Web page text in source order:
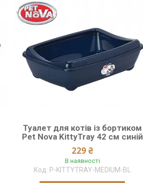
Туалет для котів із бортиком
Pet Nova KittyTray 42 см синій
229 ₴
В наявності
P-KITTYTRAY-MEDIUM-BL